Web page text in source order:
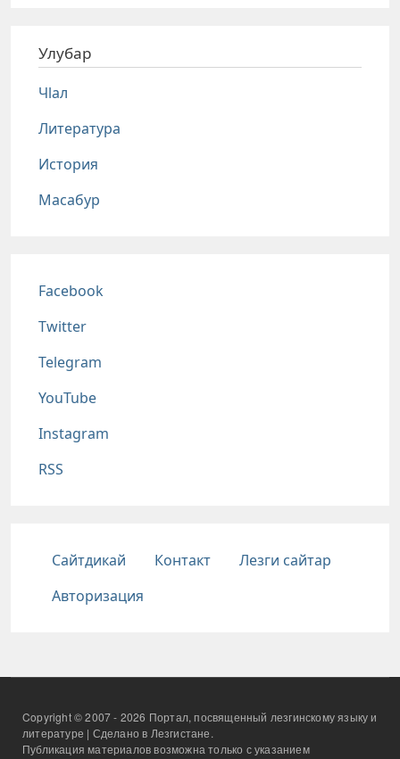
Улубар
Чlал
Литература
История
Масабур
Соц сети
Facebook
Twitter
Telegram
YouTube
Instagram
RSS
Подвал
Сайтдикай Контакт
Лезги сайтар
Авторизация
Copyright © 2007 - 2026 Портал, посвященный лезгинскому языку и
литературе | Сделано в Лезгистане.
Публикация материалов возможна только с указанием